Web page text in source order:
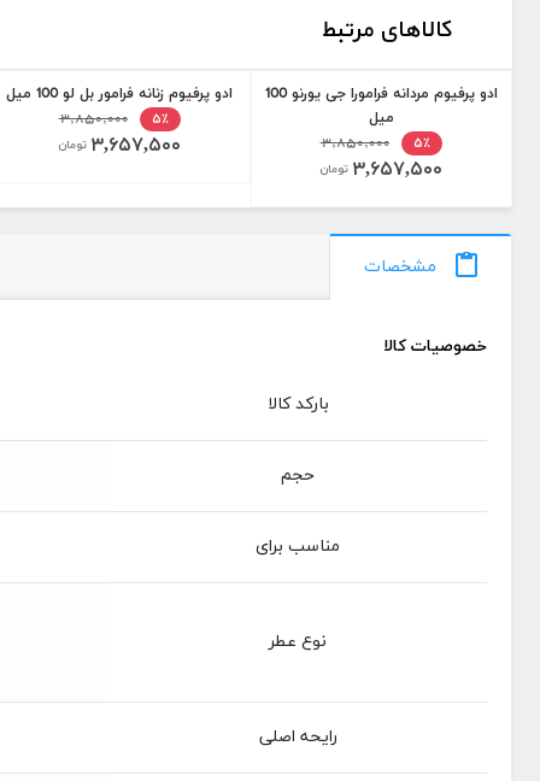
کالاهای مرتبط
ادو پرفیوم مردانه فرامورا جی یورنو 100
میل
۵٪
۳,۸۵۰,۰۰۰
۳,۶۵۷,۵۰۰ تومان
ادو پرفیوم زنانه فرامور بل لو 100 میل
۵٪
۳,۸۵۰,۰۰۰
۳,۶۵۷,۵۰۰ تومان
مشخصات
خصوصیات کالا
بارکد کالا
حجم
مناسب برای
نوع عطر
رایحه اصلی